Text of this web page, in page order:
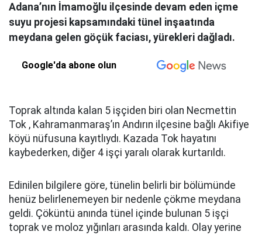
Adana’nın İmamoğlu ilçesinde devam eden içme
suyu projesi kapsamındaki tünel inşaatında
meydana gelen göçük faciası, yürekleri dağladı.
Google'da abone olun
Toprak altında kalan 5 işçiden biri olan Necmettin
Tok , Kahramanmaraş’ın Andırın ilçesine bağlı Akifiye
köyü nüfusuna kayıtlıydı. Kazada Tok hayatını
kaybederken, diğer 4 işçi yaralı olarak kurtarıldı.
Edinilen bilgilere göre, tünelin belirli bir bölümünde
henüz belirlenemeyen bir nedenle çökme meydana
geldi. Çöküntü anında tünel içinde bulunan 5 işçi
toprak ve moloz yığınları arasında kaldı. Olay yerine